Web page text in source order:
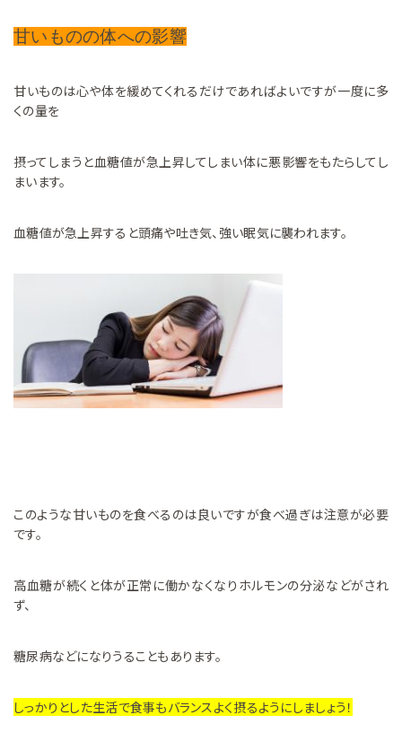
甘いものの体への影響
甘いものは心や体を緩めてくれるだけであればよいですが一度に多
くの量を
摂ってしまうと血糖値が急上昇してしまい体に悪影響をもたらしてし
まいます。
血糖値が急上昇すると頭痛や吐き気、強い眠気に襲われます。
このような甘いものを食べるのは良いですが食べ過ぎは注意が必要
です。
高血糖が続くと体が正常に働かなくなりホルモンの分泌などがされ
ず、
糖尿病などになりうることもあります。
しっかりとした生活で食事もバランスよく摂るようにしましょう！